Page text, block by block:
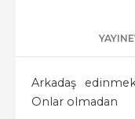
Arkadaş
Onlar olmadan